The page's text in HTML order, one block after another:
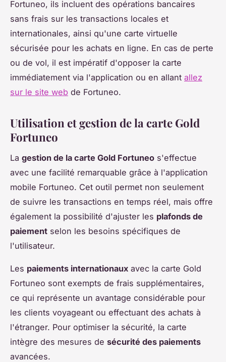
Fortuneo, ils incluent des opérations bancaires
sans frais sur les transactions locales et
internationales, ainsi qu'une carte virtuelle
sécurisée pour les achats en ligne. En cas de perte
ou de vol, il est impératif d'opposer la carte
immédiatement via l'application ou en allant allez
sur le site web de Fortuneo.
Utilisation et gestion de la carte Gold
Fortuneo
La gestion de la carte Gold Fortuneo s'effectue
avec une facilité remarquable grâce à l'application
mobile Fortuneo. Cet outil permet non seulement
de suivre les transactions en temps réel, mais offre
également la possibilité d'ajuster les plafonds de
paiement selon les besoins spécifiques de
l'utilisateur.
Les paiements internationaux avec la carte Gold
Fortuneo sont exempts de frais supplémentaires,
ce qui représente un avantage considérable pour
les clients voyageant ou effectuant des achats à
l'étranger. Pour optimiser la sécurité, la carte
intègre des mesures de sécurité des paiements
avancées.